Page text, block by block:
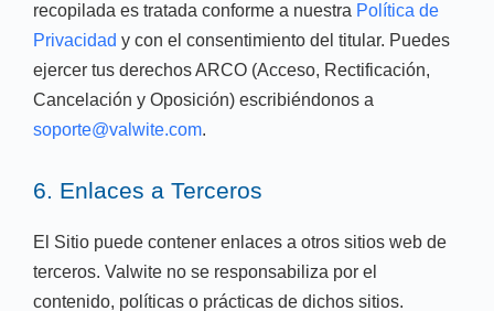
recopilada es tratada conforme a nuestra Política de
Privacidad y con el consentimiento del titular. Puedes
ejercer tus derechos ARCO (Acceso, Rectificación,
Cancelación y Oposición) escribiéndonos a
soporte@valwite.com.
6. Enlaces a Terceros
El Sitio puede contener enlaces a otros sitios web de
terceros. Valwite no se responsabiliza por el
contenido, políticas o prácticas de dichos sitios.